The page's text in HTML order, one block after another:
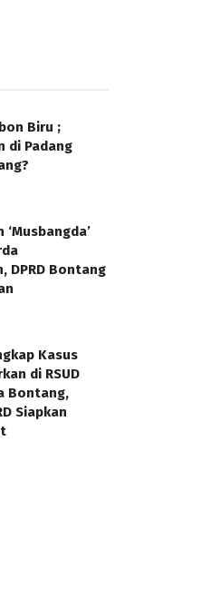
Biru ;
di Padang
‘Musbangda’
DPRD Bontang
Kasus
di RSUD
Bontang,
Siapkan